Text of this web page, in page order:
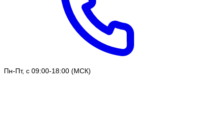
Пн-Пт, с 09:00-18:00 (МСК)